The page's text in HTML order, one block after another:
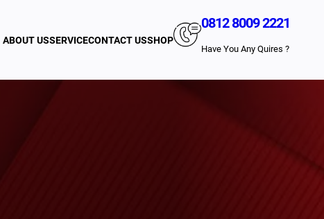
ABOUT USSERVICECONTACT USSHOP
0812 8009 2221
Have You Any Quires ?